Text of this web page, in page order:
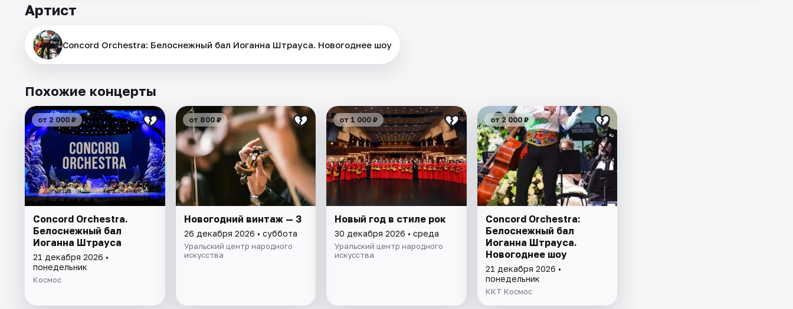
Артист
Concord Orchestra: Белоснежный бал Иоганна Штрауса. Новогоднее шоу
Похожие концерты
от 2 000 ₽
Concord Orchestra.
Белоснежный бал
Иоганна Штрауса
21 декабря 2026 •
понедельник
Космос
от 800 ₽
Новогодний винтаж — 3
26 декабря 2026 • суббота
Уральский центр народного
искусства
от 1 000 ₽
Новый год в стиле рок
30 декабря 2026 • среда
Уральский центр народного
искусства
от 2 000 ₽
Concord Orchestra:
Белоснежный бал
Иоганна Штрауса.
Новогоднее шоу
21 декабря 2026 •
понедельник
ККТ Космос